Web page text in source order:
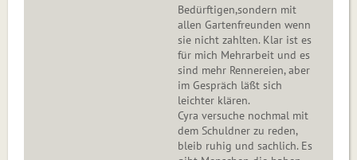
Bedürftigen,sondern mit
allen Gartenfreunden wenn
sie nicht zahlten. Klar ist es
für mich Mehrarbeit und es
sind mehr Rennereien, aber
im Gespräch läßt sich
leichter klären.
Cyra versuche nochmal mit
dem Schuldner zu reden,
bleib ruhig und sachlich. Es